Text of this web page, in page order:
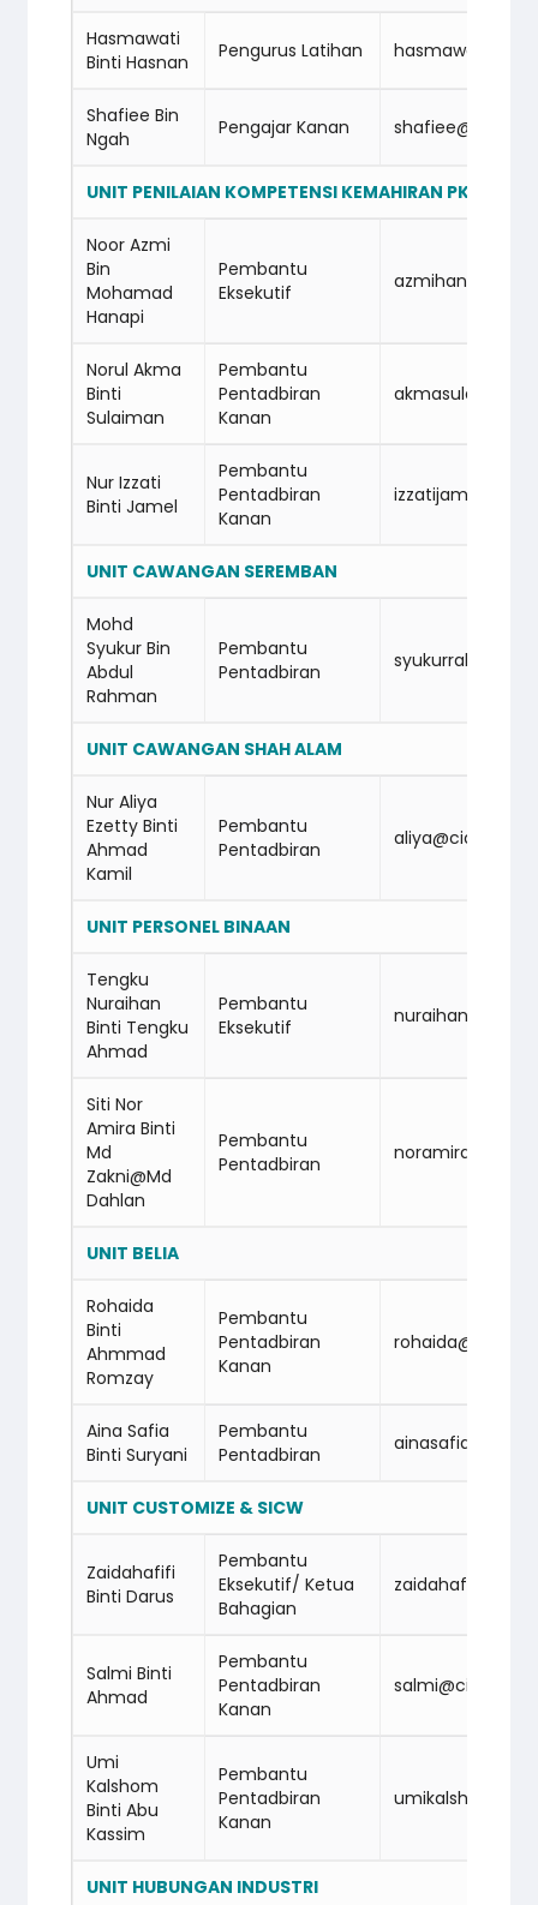
Hasmawati
Binti Hasnan
Pengurus Latihan
Shafiee Bin
Ngah
Pengajar Kanan
UNIT PENILAIAN KOMPETENSI KEMAHIRAN PKK
Noor Azmi
Bin
Mohamad
Hanapi
Pembantu
Eksekutif
Norul Akma
Binti
Sulaiman
Pembantu
Pentadbiran
Kanan
Nur Izzati
Binti Jamel
Pembantu
Pentadbiran
Kanan
UNIT CAWANGAN SEREMBAN
Mohd
Syukur Bin
Abdul
Rahman
Pembantu
Pentadbiran
UNIT CAWANGAN SHAH ALAM
Nur Aliya
Ezetty Binti
Ahmad
Kamil
Pembantu
Pentadbiran
UNIT PERSONEL BINAAN
Tengku
Nuraihan
Binti Tengku
Ahmad
Pembantu
Eksekutif
Siti Nor
Amira Binti
Md
Zakni@Md
Dahlan
Pembantu
Pentadbiran
UNIT BELIA
Rohaida
Binti
Ahmmad
Romzay
Pembantu
Pentadbiran
Kanan
Aina Safia
Binti Suryani
Pembantu
Pentadbiran
UNIT CUSTOMIZE & SICW
Zaidahafifi
Binti Darus
Pembantu
Eksekutif/ Ketua
Bahagian
Salmi Binti
Ahmad
Pembantu
Pentadbiran
Kanan
Umi
Kalshom
Binti Abu
Kassim
Pembantu
Pentadbiran
Kanan
UNIT HUBUNGAN INDUSTRI